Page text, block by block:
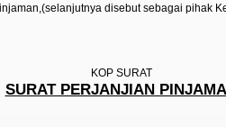
disebut sebagai pihak
KOP SURAT
SURAT PERJANJIAN